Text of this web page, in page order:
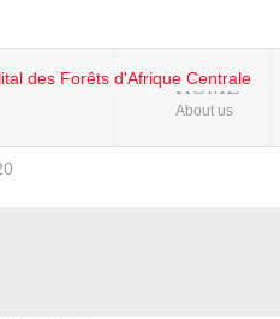
Monitoring and Land ...
climate change from the ...
- Open Cities ...
HOME
About us